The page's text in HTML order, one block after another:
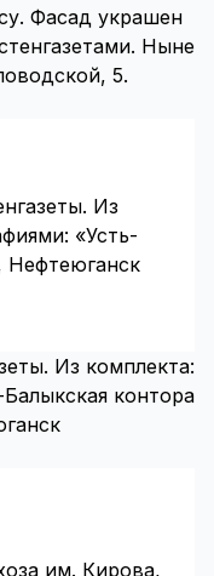
Фасад украшен
Ныне
5.
Из комплекта:
контора